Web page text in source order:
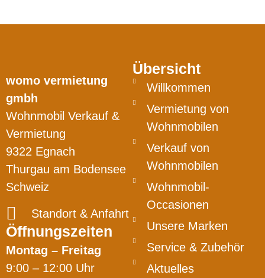
womo vermietung
gmbh
Wohnmobil Verkauf &
Vermietung
9322 Egnach
Thurgau am Bodensee
Schweiz
Standort & Anfahrt
Öffnungszeiten
Montag – Freitag
9:00 – 12:00 Uhr
Übersicht
Willkommen
Vermietung von
Wohnmobilen
Verkauf von
Wohnmobilen
Wohnmobil-
Occasionen
Unsere Marken
Service & Zubehör
Aktuelles